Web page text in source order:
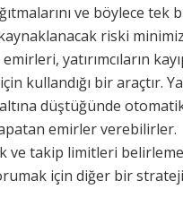
ve böylece tek
riski
yatırımcıların
kullandığı bir araçtır.
düştüğünde
emirler verebilirler.
ve takip limitleri
için diğer bir